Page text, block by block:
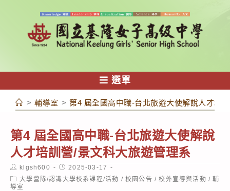
容
選單
> 輔導室 > 第4 屆全國高中職-台北旅遊大使解說人才培
第4 屆全國高中職-台北旅遊大使解說
人才培訓營/景文科大旅遊管理系
Post
author:
klgsh600
Post
published:
2025-03-17
Post
category:
大學營隊/認識大學校系課程/活動 / 校園公告 / 校外宣導與活動 / 輔
導室